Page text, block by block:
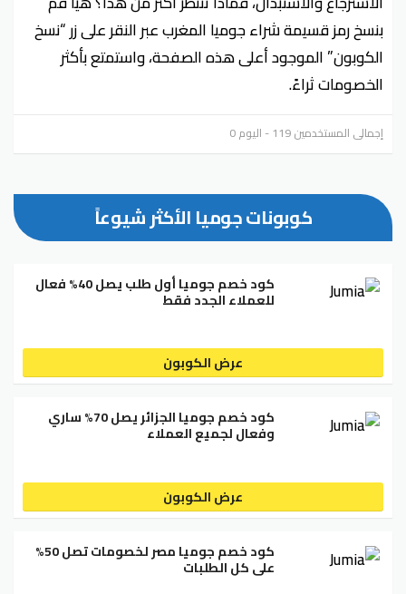
بنسخ رمز قسيمة شراء جوميا المغرب عبر النقر على زر “نسخ
الكوبون” الموجود أعلى هذه الصفحة، واستمتع بأكثر
الخصومات ثراءً.
إجمالي المستخدمين 119 - اليوم 0
كوبونات جوميا الأكثر شيوعاً
كود خصم جوميا أول طلب يصل 40% فعال
للعملاء الجدد فقط
عرض الكوبون
كود خصم جوميا الجزائر يصل 70% ساري
وفعال لجميع العملاء
عرض الكوبون
كود خصم جوميا مصر لخصومات تصل 50%
على كل الطلبات